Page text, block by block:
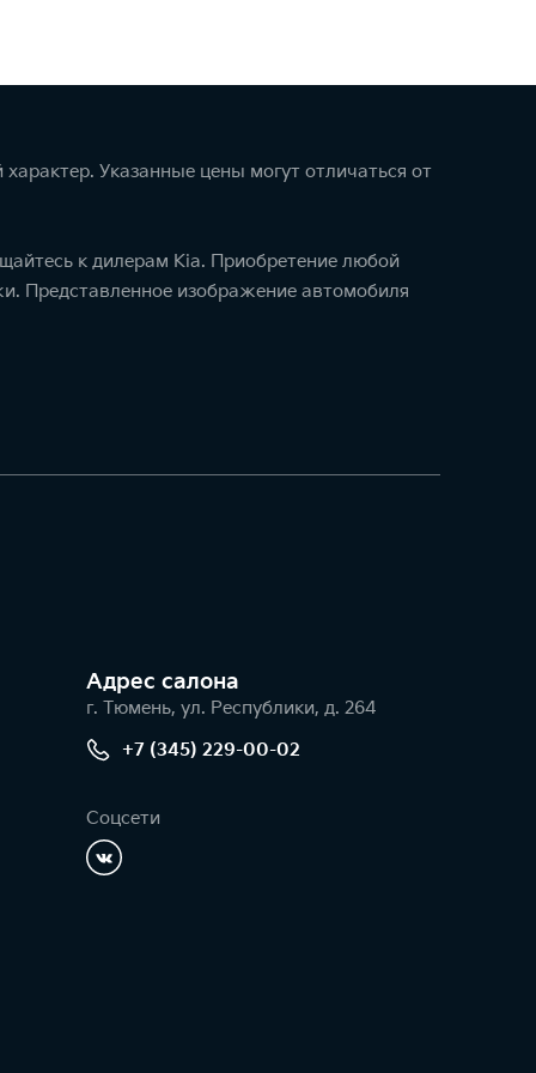
Указанные цены могут отличаться от
к дилерам Kia. Приобретение любой
Представленное изображение автомобиля
Адрес салонa
г. Тюмень, ул. Республики, д. 264
+7 (345) 229-00-02
Соцсети